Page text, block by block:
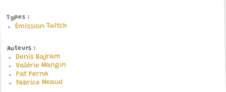
Types
Émission Twitch
Auteurs
Denis Bajram
Valérie Mangin
Pat Perna
Fabrice Neaud